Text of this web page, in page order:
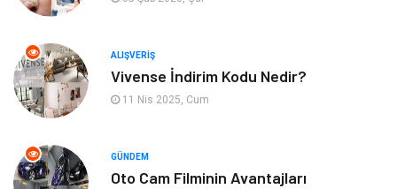
Aksesuar Ambalaj
Hediyelik Eşya
Bilişim
ALIŞVERIŞ
Vivense İndirim Kodu Nedir?
11 Nis 2025, Cum
GÜNDEM
Oto Cam Filminin Avantajları